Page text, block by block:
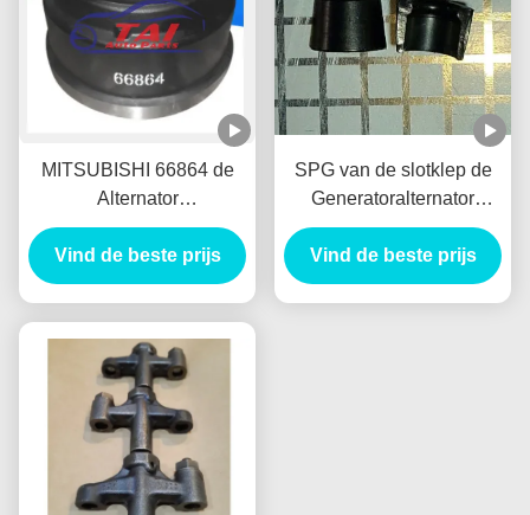
MITSUBISHI 66864 de
Alternator
VoorRemtrommel Tambor
Freno Delantero van de
Autogenerator
Vind de beste prijs
SPG van de slotklep de
Generatoralternator
Nieuw Holland E385
E215 van de Palauto voor
HINO J05E
Vind de beste prijs